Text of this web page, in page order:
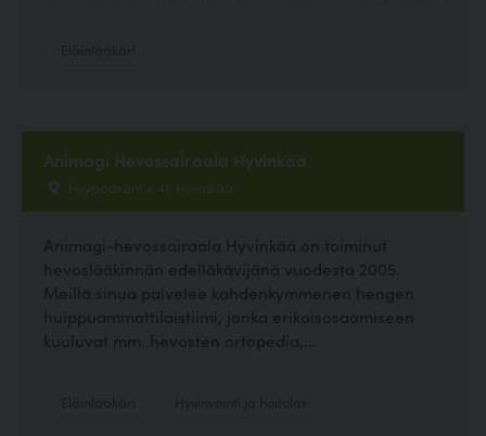
Animagi Hevossairaala Hyvinkää
Hyyppäräntie 41, Hyvinkää
Animagi-hevossairaala Hyvinkää on toiminut
hevoslääkinnän edelläkävijänä vuodesta 2005.
Meillä sinua palvelee kahdenkymmenen hengen
huippuammattilaistiimi, jonka erikoisosaamiseen
kuuluvat mm. hevosten ortopedia,...